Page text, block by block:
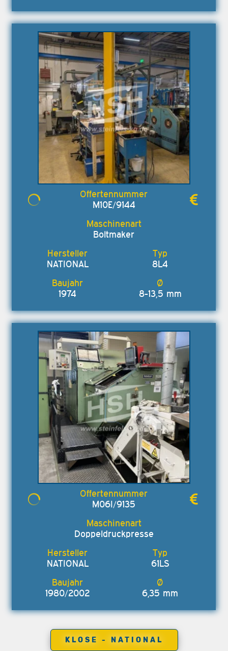
M10E/9144
Boltmaker
NATIONAL 8L4
1974 8-13,5 mm
M06I/9135
Doppeldruckpresse
NATIONAL 61LS
1980/2002 6,35 mm
KLOSE - NATIONAL